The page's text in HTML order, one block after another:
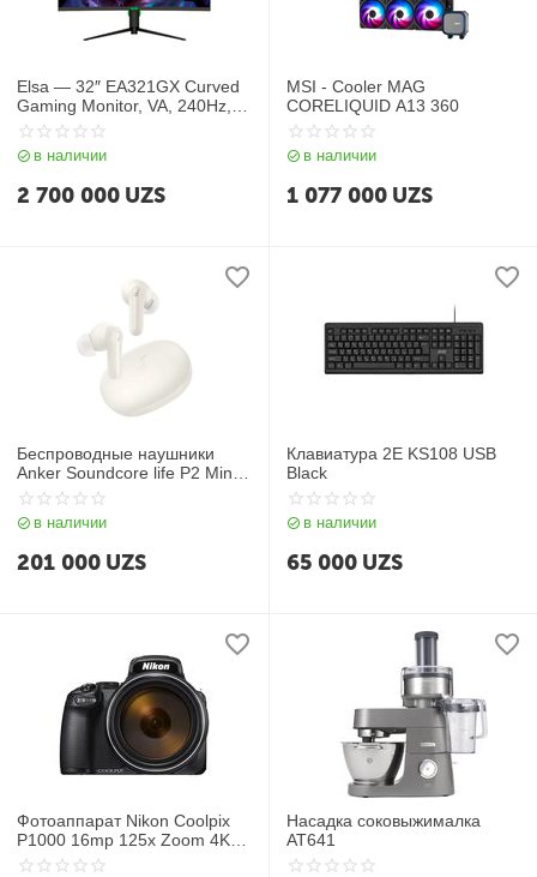
Elsa — 32″ EA321GX Curved
Gaming Monitor, VA, 240Hz,
1mc, FHD (1920*1080), HDMI,
Display port, RGB , Black
в наличии
2 700 000 UZS
MSI - Cooler MAG
CORELIQUID A13 360
в наличии
1 077 000 UZS
Беспроводные наушники
Anker Soundcore life P2 Mini
White Iteration 1
в наличии
201 000 UZS
Клавиатура 2E KS108 USB
Black
в наличии
65 000 UZS
Фотоаппарат Nikon Coolpix
P1000 16mp 125x Zoom 4K
Wi-Fi
Насадка соковыжималка
AT641